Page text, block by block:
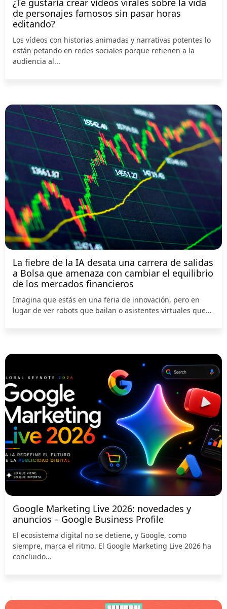
¿Te gustaría crear vídeos virales sobre la vida
de personajes famosos sin pasar horas
editando?
Los vídeos con historias animadas y narrativas potentes lo
están petando en redes sociales porque retienen a la
audiencia al...
La fiebre de la IA desata una carrera de salidas
a Bolsa que amenaza con cambiar el equilibrio
de los mercados financieros
Imagina que estás en una feria de innovación, pero en
lugar de ver robots que bailan o asistentes virtuales que...
Google Marketing Live 2026: novedades y
anuncios – Google Business Profile
El ecosistema digital no se detiene, y Google, como
siempre, marca el ritmo. El Google Marketing Live 2026 ha
concluido...